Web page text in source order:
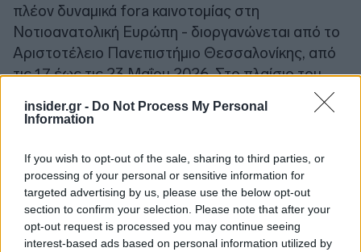
insider.gr - Do Not Process My Personal
Information
If you wish to opt-out of the sale, sharing to third parties, or
processing of your personal or sensitive information for
targeted advertising by us, please use the below opt-out
section to confirm your selection. Please note that after your
opt-out request is processed you may continue seeing
interest-based ads based on personal information utilized by
πλέον δυναμικά fora καινοτομίας στη
Νοτιοανατολική Ευρώπη - διοργανώνεται από το
Αριστοτέλειο Πανεπιστήμιο Θεσσαλονίκης, από
τις 17 έως τις 23 Μαΐου 2026. Στο πλαίσιο του
AIF 2026 θα πραγματοποιηθεί, την Παρασκευή
22 Μαΐου 2026, η εκδήλωση «Η Ευρώπη σε ένα
με τη συμμετοχή εκπροσώπων της ακαδημαϊκής,
πολιτικής και οικονομικής κοινότητας. Στην
εκδήλωση θα απευθύνει χαιρετισμό ο Πρύτανης
του Αριστοτελείου Πανεπιστημίου, Καθηγητής
Κυριάκος Αναστασιάδης και θα μιλήσουν η πρώην